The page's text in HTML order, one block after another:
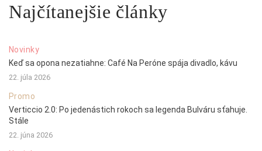
Najčítanejšie články
Novinky
Keď sa opona nezatiahne: Café Na Peróne spája divadlo, kávu
22. júla 2026
Promo
Verticcio 2.0: Po jedenástich rokoch sa legenda Bulváru sťahuje.
Stále
22. júna 2026